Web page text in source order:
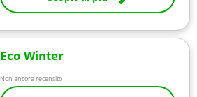
Eco Winter
Non ancora recensito